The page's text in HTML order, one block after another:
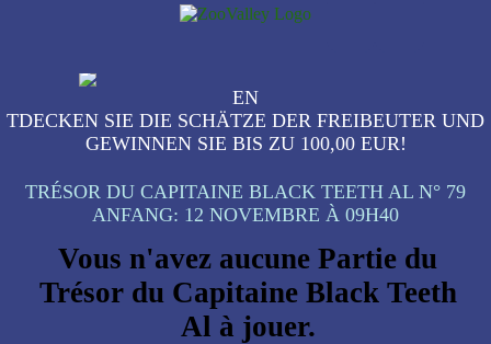
EN
TDECKEN SIE DIE SCHÄTZE DER FREIBEUTER UND
GEWINNEN SIE BIS ZU 100,00 EUR!
Vous n'avez aucune Partie du
Trésor du Capitaine Black Teeth
Al à jouer.
TRÉSOR DU CAPITAINE BLACK TEETH AL N° 79
ANFANG: 12 NOVEMBRE À 09H40